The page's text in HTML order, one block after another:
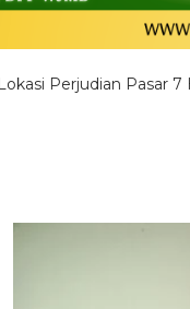
Perjudian Pasar